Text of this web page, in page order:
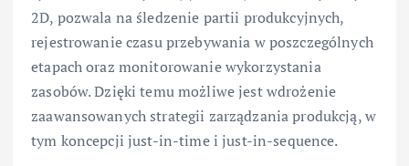
2D, pozwala na śledzenie partii produkcyjnych,
rejestrowanie czasu przebywania w poszczególnych
etapach oraz monitorowanie wykorzystania
zasobów. Dzięki temu możliwe jest wdrożenie
zaawansowanych strategii zarządzania produkcją, w
tym koncepcji just-in-time i just-in-sequence.